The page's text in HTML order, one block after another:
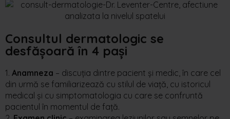
Consultul dermatologic se
desfășoară în 4 pași
1. Anamneza – discuția dintre pacient și medic, în care cel
din urmă se familiarizează cu stilul de viață, cu istoricul
medical și cu simptomatologia cu care se confruntă
pacientul în momentul de față.